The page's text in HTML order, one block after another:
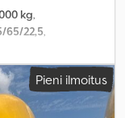
kg,
65/22,5,
Pieni ilmoitus